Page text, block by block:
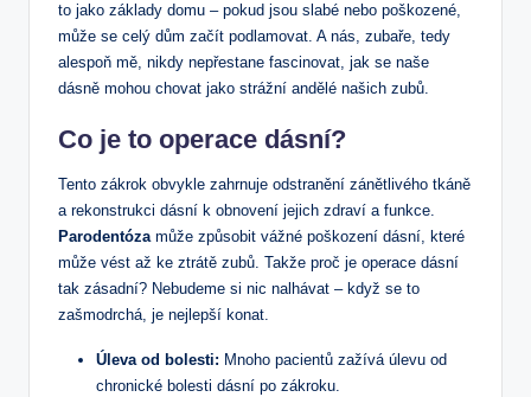
to jako základy domu – pokud jsou slabé nebo poškozené,
může se celý dům začít podlamovat. A nás, zubaře, tedy
alespoň mě, nikdy nepřestane fascinovat, jak se naše
dásně mohou chovat jako strážní andělé našich zubů.
Co je to operace dásní?
Tento zákrok obvykle zahrnuje odstranění zánětlivého tkáně
a rekonstrukci dásní k obnovení jejich zdraví a funkce.
Parodentózamůže způsobit vážné poškození dásní, které
může vést až ke ztrátě zubů. Takže proč je operace dásní
tak zásadní? Nebudeme si nic nalhávat – když se to
zašmodrchá, je nejlepší konat.
Úleva od bolesti: Mnoho pacientů zažívá úlevu od
chronické bolesti dásní po zákroku.